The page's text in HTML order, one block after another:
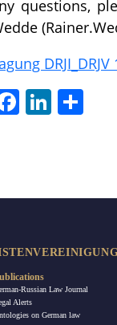
questions,
FacebookLinkedIn
Russian Law Journal
Alerts
on German law